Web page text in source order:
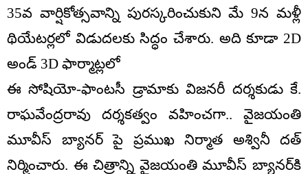
35వ వార్షికోత్సవాన్ని పురస్కరించుకుని మే 9న మళ్లీ
థియేటర్లలో విడుదలకు సిద్ధం చేశారు. అది కూడా 2D
అండ్ 3D ఫార్మాట్లలో
ఈ సోషియో-ఫాంటసీ డ్రామాకు విజనరీ దర్శకుడు కే.
రాఘవేంద్రరావు దర్శకత్వం వహించగా.. వైజయంతి
మూవీస్ బ్యానర్‌ పై ప్రముఖ నిర్మాత అశ్వినీ దత్
నిర్మించారు. ఈ చిత్రాన్ని వైజయంతి మూవీస్ బ్యానర్‌కి